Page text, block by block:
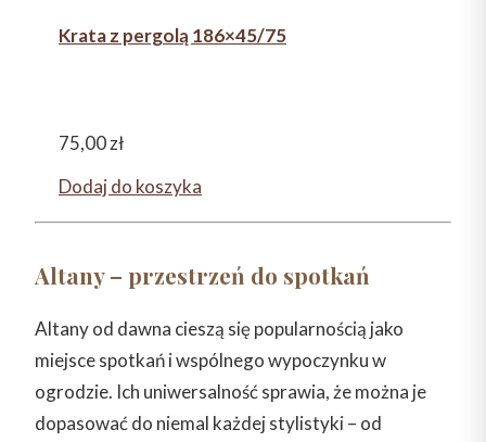
Krata z pergolą 186×45/75
75,00zł
Dodaj do koszyka
Altany – przestrzeń do spotkań
Altany od dawna cieszą się popularnością jako
miejsce spotkań i wspólnego wypoczynku w
ogrodzie. Ich uniwersalność sprawia, że można je
dopasować do niemal każdej stylistyki – od